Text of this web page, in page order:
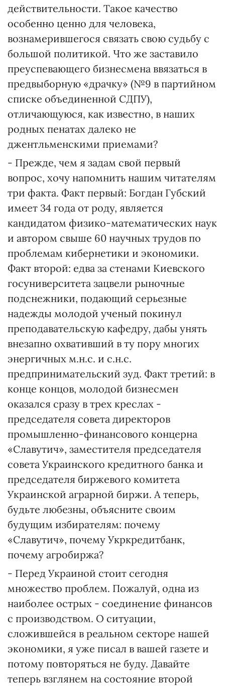
действительности. Такое качество
особенно ценно для человека,
вознамерившегося связать свою судьбу с
большой политикой. Что же заставило
преуспевающего бизнесмена ввязаться в
предвыборную «драчку» (№9 в партийном
списке объединенной СДПУ),
отличающуюся, как известно, в наших
родных пенатах далеко не
джентльменскими приемами?
- Прежде, чем я задам свой первый
вопрос, хочу напомнить нашим читателям
три факта. Факт первый: Богдан Губский
имеет 34 года от роду, является
кандидатом физико-математических наук
и автором свыше 60 научных трудов по
проблемам кибернетики и экономики.
Факт второй: едва за стенами Киевского
госуниверситета зацвели рыночные
подснежники, подающий серьезные
надежды молодой ученый покинул
преподавательскую кафедру, дабы унять
внезапно охвативший в ту пору многих
энергичных м.н.с. и с.н.с.
предпринимательский зуд. Факт третий: в
конце концов, молодой бизнесмен
оказался сразу в трех креслах -
председателя совета директоров
промышленно-финансового концерна
«Славутич», заместителя председателя
совета Украинского кредитного банка и
председателя биржевого комитета
Украинской аграрной биржи. А теперь,
будьте любезны, объясните своим
будущим избирателям: почему
«Славутич», почему Укркредитбанк,
почему агробиржа?
- Перед Украиной стоит сегодня
множество проблем. Пожалуй, одна из
наиболее острых - соединение финансов
с производством. О ситуации,
сложившейся в реальном секторе нашей
экономики, я уже писал в вашей газете и
потому повторяться не буду. Давайте
теперь взглянем на состояние второй